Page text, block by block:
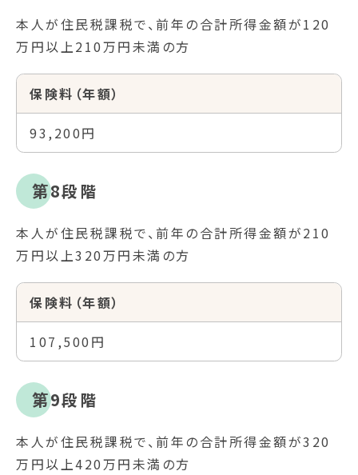
本人が住民税課税で、前年の合計所得金額が120
万円以上210万円未満の方
保険料（年額）
93,200円
第8段階
本人が住民税課税で、前年の合計所得金額が210
万円以上320万円未満の方
保険料（年額）
107,500円
第9段階
本人が住民税課税で、前年の合計所得金額が320
万円以上420万円未満の方